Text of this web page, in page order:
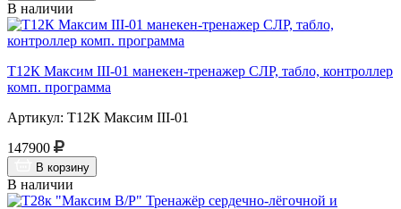
В наличии
Т12К Максим III-01 манекен-тренажер СЛР, табло, контроллер
комп. программа
Артикул: Т12К Максим III-01
147900
В корзину
В наличии